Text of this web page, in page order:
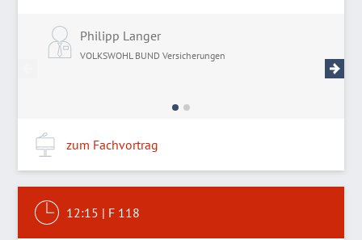
Philipp Langer
VOLKSWOHL BUND Versicherungen
zum Fachvortrag
12:15 | F 118